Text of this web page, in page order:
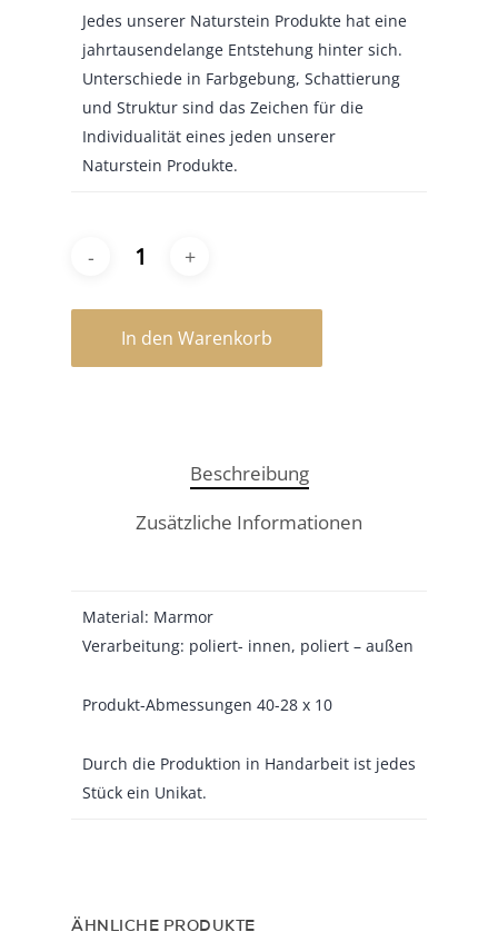
Jedes unserer Naturstein Produkte hat eine
jahrtausendelange Entstehung hinter sich.
Unterschiede in Farbgebung, Schattierung
und Struktur sind das Zeichen für die
Individualität eines jeden unserer
Naturstein Produkte.
In den Warenkorb
Beschreibung
Zusätzliche Informationen
Material: Marmor
Verarbeitung: poliert- innen, poliert – außen
Produkt-Abmessungen 40-28 x 10
Durch die Produktion in Handarbeit ist jedes
Stück ein Unikat.
ÄHNLICHE PRODUKTE